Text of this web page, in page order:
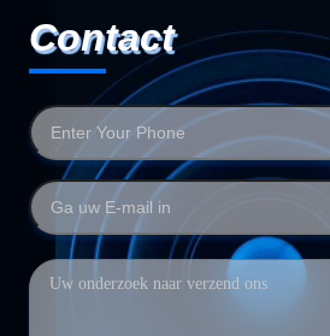
Contact